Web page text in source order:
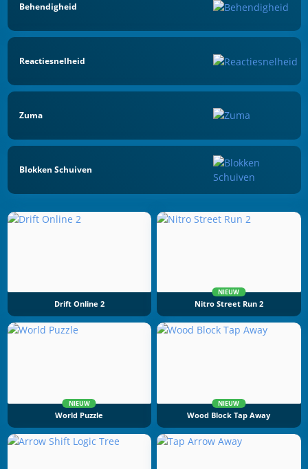
Behendigheid
Reactiesnelheid
Zuma
Blokken Schuiven
Drift Online 2
NIEUW
Nitro Street Run 2
NIEUW
World Puzzle
NIEUW
Wood Block Tap Away